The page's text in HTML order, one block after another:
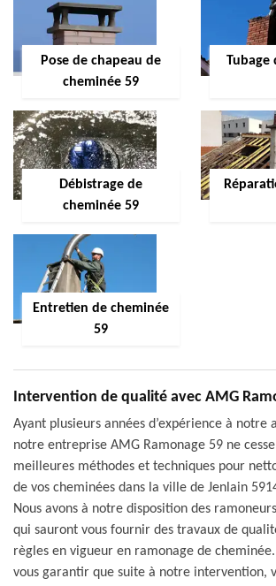
Pose de chapeau de
cheminée 59
Tubage
Débistrage de
cheminée 59
Entretien de cheminée
59
Intervention de qualité avec AMG
Ayant plusieurs années d’expérience à notre
notre entreprise AMG Ramonage 59 ne
meilleures méthodes et techniques pour
de vos cheminées dans la ville de Jenlain
Nous avons à notre disposition des
qui sauront vous fournir des travaux de
règles en vigueur en ramonage de
vous garantir que suite à notre intervention,